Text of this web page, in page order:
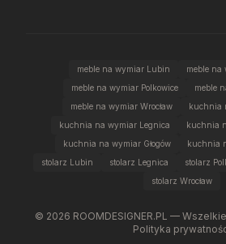
meble na wymiar Lubin
meble na
meble na wymiar Polkowice
meble
meble na wymiar Wrocław
kuchnia
kuchnia na wymiar Legnica
kuchnia
kuchnia na wymiar Głogów
kuchnia
stolarz Lubin
stolarz Legnica stolarz
stolarz Wrocław
© 2026 ROOMDESIGNER.PL —
Polityka